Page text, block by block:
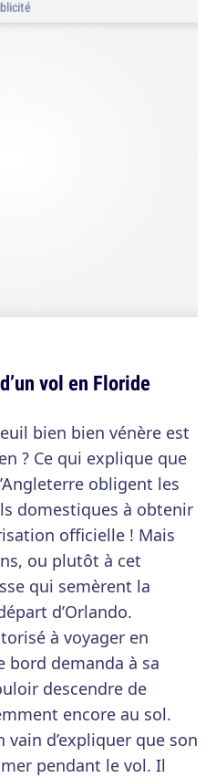
vol en Floride
bien bien vénère est
? Ce qui explique que
obligent les
domestiques à obtenir
officielle ! Mais
ou plutôt à cet
qui semèrent la
d’Orlando.
à voyager en
bord demanda à sa
descendre de
encore au sol.
d’expliquer que son
pendant le vol. Il